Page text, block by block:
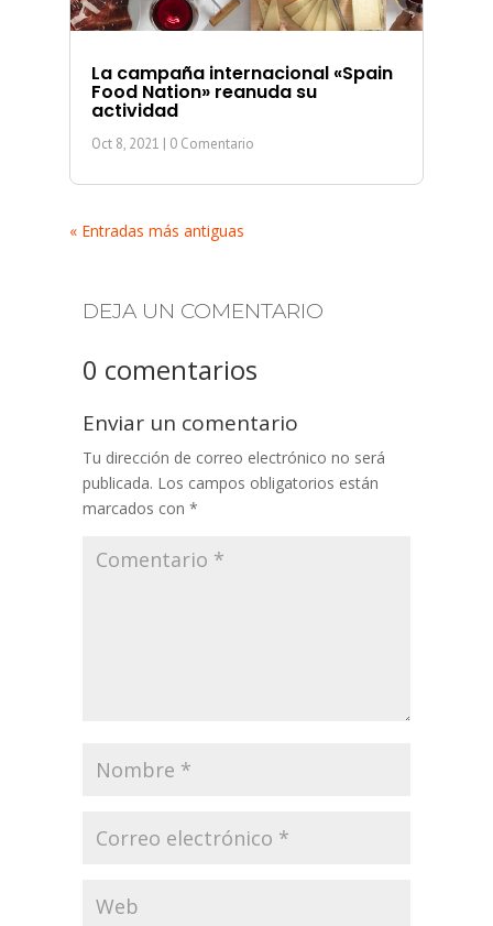
La campaña internacional «Spain
Food Nation» reanuda su
actividad
Oct 8, 2021 | 0 Comentario
« Entradas más antiguas
DEJA UN COMENTARIO
0 comentarios
Enviar un comentario
Tu dirección de correo electrónico no será
publicada. Los campos obligatorios están
marcados con *